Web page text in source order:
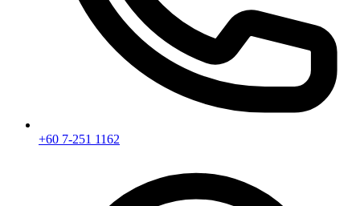
+60 7-251 1162